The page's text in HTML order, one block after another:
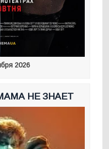
2026
НЕ ЗНАЕТ